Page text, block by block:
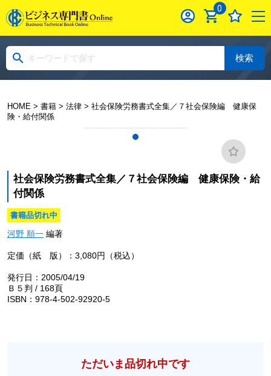
0
検索
HOME> 書籍> 法律> 社会保険労務書式全集／７社会保険編 健康保
険・給付関係
社会保険労務書式全集／７社会保険編 健康保険・給
付関係
書籍品切れ中
河野 順一編著
定価（紙 版）：3,080円（税込）
発行日：2005/04/19
Ｂ５判 / 168頁
ISBN：978-4-502-92920-5
ただいま品切れ中です